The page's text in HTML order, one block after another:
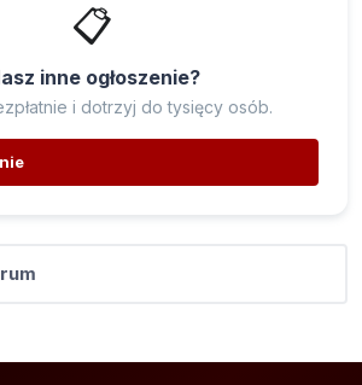
📋
inne ogłoszenie?
i dotrzyj do tysięcy osób.